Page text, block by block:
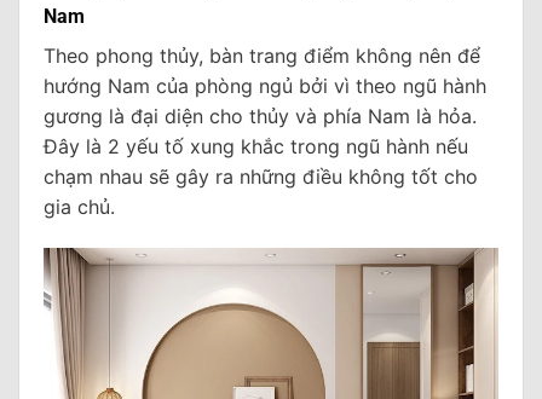
Nam
Theo phong thủy, bàn trang điểm không nên để
hướng Nam của phòng ngủ bởi vì theo ngũ hành
gương là đại diện cho thủy và phía Nam là hỏa.
Đây là 2 yếu tố xung khắc trong ngũ hành nếu
chạm nhau sẽ gây ra những điều không tốt cho
gia chủ.